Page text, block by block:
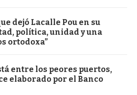
dejó Lacalle Pou en su
política, unidad y una
ortodoxa”
entre los peores puertos,
elaborado por el Banco